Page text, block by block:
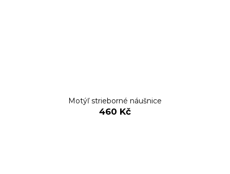
Motýľ strieborné náušnice
460 Kč